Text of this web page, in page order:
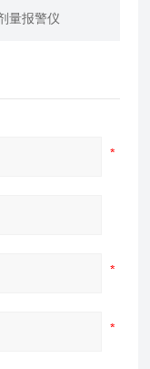
量报警仪